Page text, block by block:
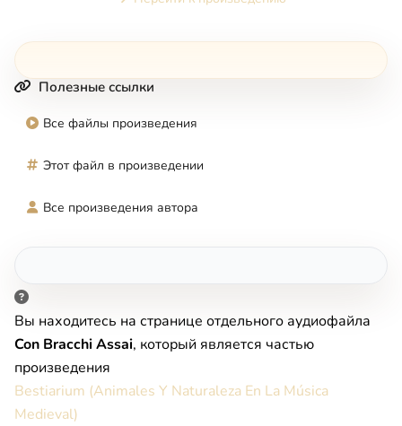
Полезные ссылки
Все файлы произведения
Этот файл в произведении
Все произведения автора
Вы находитесь на странице отдельного аудиофайла
Con Bracchi Assai, который является частью
произведения
Bestiarium (Animales Y Naturaleza En La Música
Medieval)